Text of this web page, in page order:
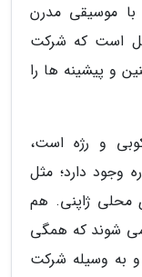
با موسیقی مدرن
است که شرکت
و پیشینه ها را
و رژه است،
وجود دارد؛ مثل
محلی ژاپنی. هم
می شوند که همگی
به وسیله شرکت